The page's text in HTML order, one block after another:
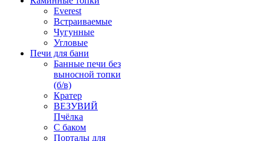
Everest
Встраиваемые
Чугунные
Угловые
Печи для бани
Банные печи без
выносной топки
(б/в)
Кратер
ВЕЗУВИЙ
Пчёлка
С баком
Порталы для